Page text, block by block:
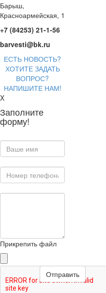
Барыш,
Красноармейская, 1
+7 (84253) 21-1-56
barvesti@bk.ru
ЕСТЬ НОВОСТЬ?
ХОТИТЕ ЗАДАТЬ
ВОПРОС?
НАПИШИТЕ НАМ!
X
Заполните
форму!
Прикрепить файл